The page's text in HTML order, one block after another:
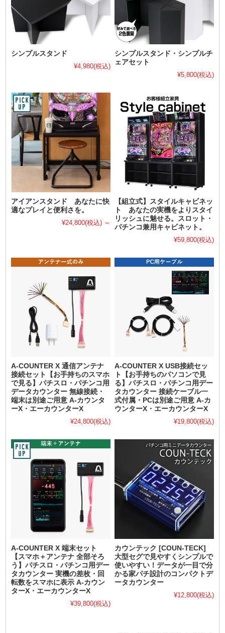
シンプルスタンド
¥4,980(税込)
シンプルスタンド・シンプルチ
ェアセット
¥5,800(税込)
アイアンスタンド あなたに快
適なプレイと便利さを。
¥24,800(税込) ～
【組立式】スタイルキャビネッ
ト あなたの実機をよりスタイ
リッシュに魅せる。スロット・
パチンコ兼用キャビネット。
¥59,800(税込)
A-COUNTER X 通信アンテナ
接続セット【お手持ちのスマホ
で見る】パチスロ・パチンコ用
データカウンター 無線接続・
端末は別途ご用意 A-カウンタ
ーX・エーカウンターX
¥24,800(税込)
A-COUNTER X USB接続セッ
ト【お手持ちのパソコンで見
る】パチスロ・パチンコ用デー
タカウンター 接続ケーブル一
式付属・PCは別途ご用意 A-カ
ウンターX・エーカウンターX
¥19,800(税込)
A-COUNTER X 端末セット
【スマホ＋アンテナ 全部そろ
う】パチスロ・パチンコ用デー
タカウンター 実機の差枚・回
転数をスマホに表示 A-カウン
ターX・エーカウンターX
¥39,800(税込)
カウンテック [COUN-TECK]
大型セグで見やすくシンプルで
使いやすい！データが一目で分
かる家パチ設計のコンパクトデ
ータカウンター
¥12,800(税込)